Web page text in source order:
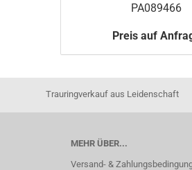
PA089466
Preis auf
Trauringverkauf aus Leidenschaft
MEHR ÜBER...
Versand- &